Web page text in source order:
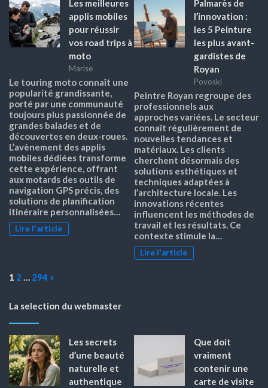
Les meilleures
applis mobiles
pour réussir
vos road trips à
moto
Marise
Le touring moto connaît une
popularité grandissante,
porté par une communauté
toujours plus passionnée de
grandes balades et de
découvertes en deux-roues.
L’avènement des applis
mobiles dédiées transforme
cette expérience, offrant
aux motards des outils de
navigation GPS précis, des
solutions de planification
itinéraire personnalisées…
Lire l'article
Palmarès de
l’innovation :
les 5 Peinture
les plus avant-
gardistes de
Royan
Povoski
Peintre Royan regroupe des
professionnels aux
approches variées. Le secteur
connaît régulièrement de
nouvelles tendances et
matériaux. Les clients
cherchent désormais des
solutions esthétiques et
techniques adaptées à
l’architecture locale. Les
innovations récentes
influencent les méthodes de
travail et les résultats. Ce
contexte stimule la…
Lire l'article
Page:
1 2 … 294 Next
»
La selection du webmaster
Les secrets
d’une beauté
naturelle et
authentique
Que doit
vraiment
contenir une
carte de visite